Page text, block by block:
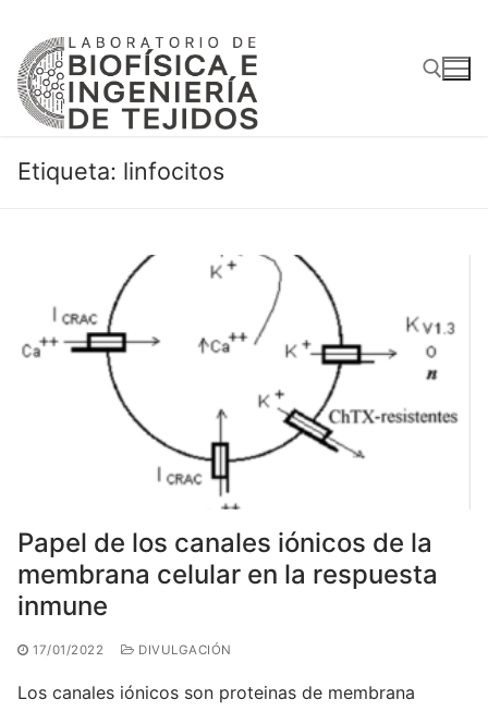
contenido
Etiqueta: linfocitos
Papel de los canales iónicos de la
membrana celular en la respuesta
inmune
17/01/2022 DIVULGACIÓN
Los canales iónicos son proteinas de membrana